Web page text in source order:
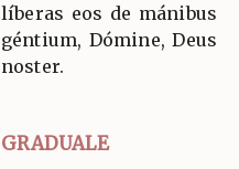
líberas eos de mánibus
géntium, Dómine, Deus
noster.
GRADUALE